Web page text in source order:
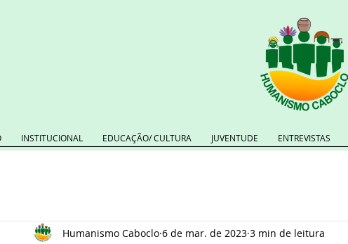
INSTITUCIONAL EDUCAÇÃO/ CULTURA JUVENTUDE ENTREVISTAS
Humanismo Caboclo 6 de mar. de 2023 3 min de leitura